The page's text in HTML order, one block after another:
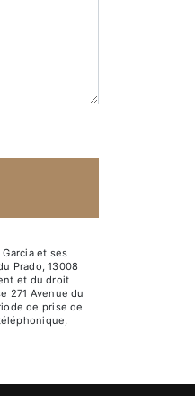
et ses
Prado, 13008
et du droit
271 Avenue du
de prise de